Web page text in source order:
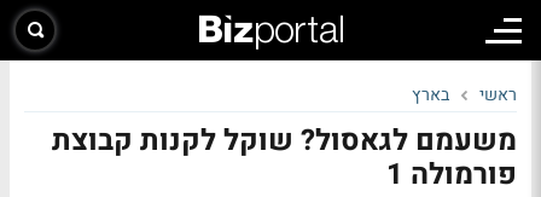
ראשי בארץ
משעמם לגאסול? שוקל לקנות קבוצת
פורמולה 1